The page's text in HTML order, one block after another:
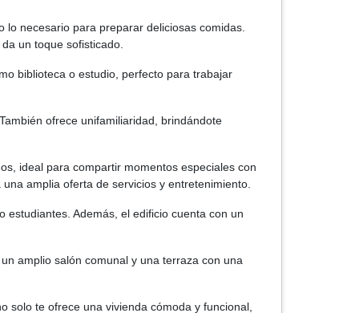
necesario para preparar deliciosas comidas.
un toque sofisticado.
biblioteca o estudio, perfecto para trabajar
ofrece unifamiliaridad, brindándote
ideal para compartir momentos especiales con
amplia oferta de servicios y entretenimiento.
Además, el edificio cuenta con un
amplio salón comunal y una terraza con una
solo te ofrece una vivienda cómoda y funcional,